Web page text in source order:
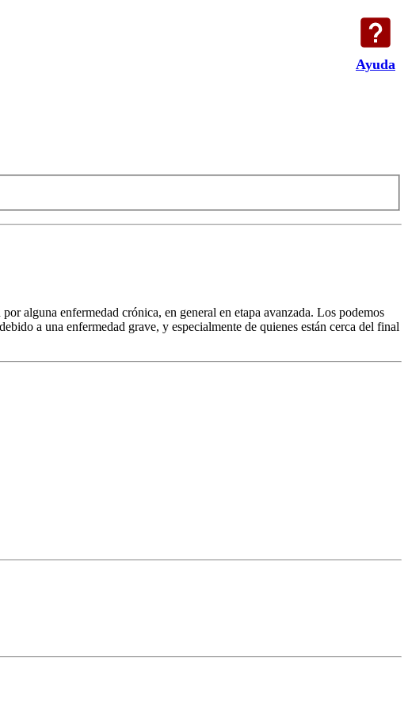
Ayuda
alguna enfermedad crónica, en general en etapa avanzada. Los podemos
a una enfermedad grave, y especialmente de quienes están cerca del final